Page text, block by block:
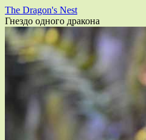
The Dragon's Nest
Гнездо одного дракона